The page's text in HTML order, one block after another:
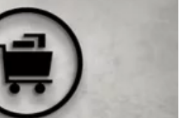
penetračními nátěry.
nátěr pro savé i
zkracuje obvyklé doby
přibližně o 70 procent.